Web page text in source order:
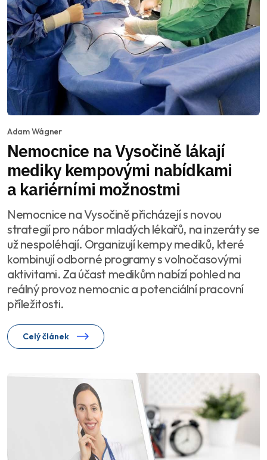
Adam Wágner
Nemocnice na Vysočině lákají
mediky kempovými nabídkami
a kariérními možnostmi
Nemocnice na Vysočině přicházejí s novou
strategií pro nábor mladých lékařů, na inzeráty se
už nespoléhají. Organizují kempy mediků, které
kombinují odborné programy s volnočasovými
aktivitami. Za účast medikům nabízí pohled na
reálný provoz nemocnic a potenciální pracovní
příležitosti.
Celý článek